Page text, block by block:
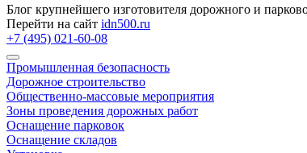
Блог крупнейшего изготовителя дорожного и
Перейти на сайт idn500.ru
+7 (495) 021-60-08
Промышленная безопасность
Дорожное строительство
Общественно‑массовые мероприятия
Зоны проведения дорожных работ
Оснащение парковок
Оснащение складов